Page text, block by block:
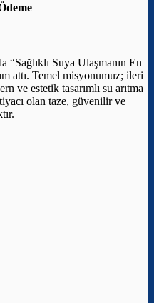
“Sağlıklı Suya Ulaşmanın En
attı. Temel misyonumuz; ileri
ve estetik tasarımlı su arıtma
olan taze, güvenilir ve